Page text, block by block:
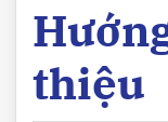
thiệu